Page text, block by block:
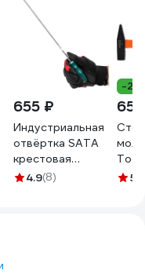
655 ₽
Индустриальная
отвёртка SATA
крестовая
PH2x300мм.
4.9(8)
-
5